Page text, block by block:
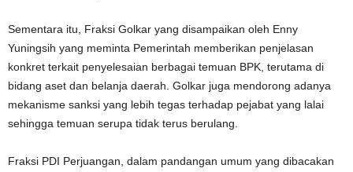
Sementara itu, Fraksi Golkar yang disampaikan oleh Enny
Yuningsih yang meminta Pemerintah memberikan penjelasan
konkret terkait penyelesaian berbagai temuan BPK, terutama di
bidang aset dan belanja daerah. Golkar juga mendorong adanya
mekanisme sanksi yang lebih tegas terhadap pejabat yang lalai
sehingga temuan serupa tidak terus berulang.
Fraksi PDI Perjuangan, dalam pandangan umum yang dibacakan